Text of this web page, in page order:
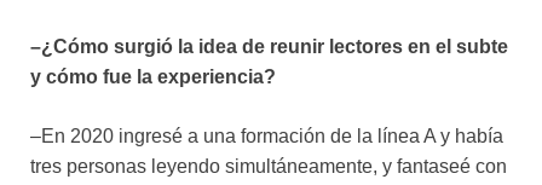
–¿Cómo surgió la idea de reunir lectores en el subte
y cómo fue la experiencia?
–En 2020 ingresé a una formación de la línea A y había
tres personas leyendo simultáneamente, y fantaseé con